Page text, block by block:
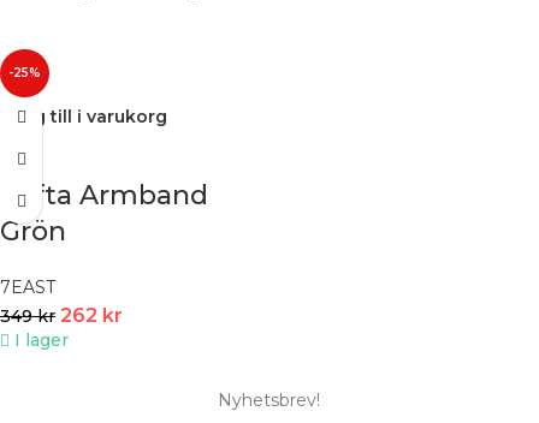
-25%
Lägg till i varukorg
Tofta Armband
Grön
7EAST
349kr 262 kr
I lager
Nyhetsbrev!